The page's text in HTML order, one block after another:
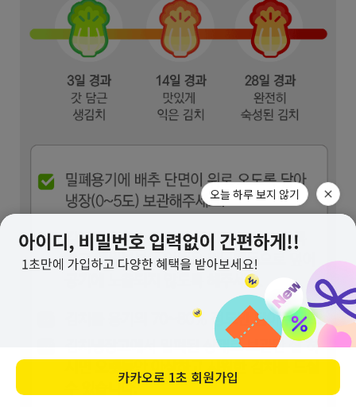
오늘 하루 보지 않기
카카오로 1초 회원가입